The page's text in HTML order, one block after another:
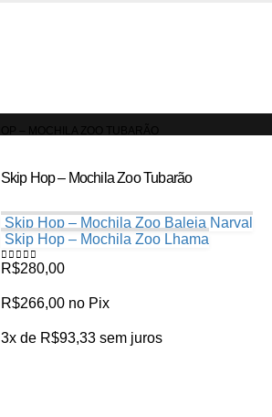
Skip Hop – Mochila Zoo Tubarão
Skip Hop – Mochila Zoo Baleia Narval
Skip Hop – Mochila Zoo Lhama
0de 5
R$280,00
R$266,00 no Pix
3x de R$93,33 sem juros